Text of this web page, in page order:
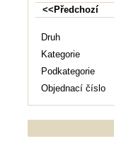
<<Předchozí
Druh
Kategorie
Podkategorie
Objednací číslo